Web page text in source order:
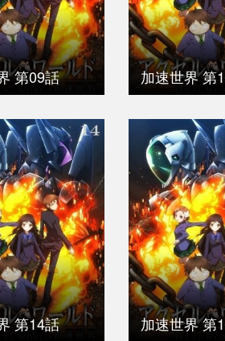
第09話 加速世界 第
第14話 加速世界 第